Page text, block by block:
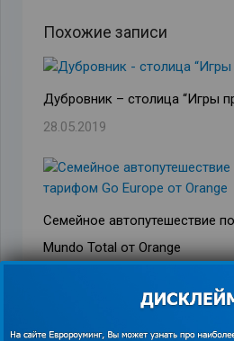
Похожие записи
Дубровник – столица “Игры
28.05.2019
Семейное автопутешествие
Mundo Total от Orange